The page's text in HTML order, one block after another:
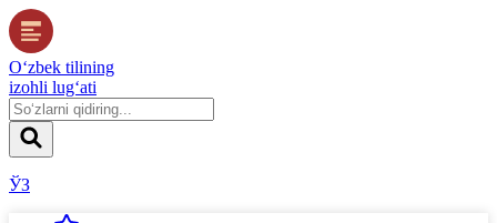
O‘zbek tilining
izohli lug‘ati
ЎЗ